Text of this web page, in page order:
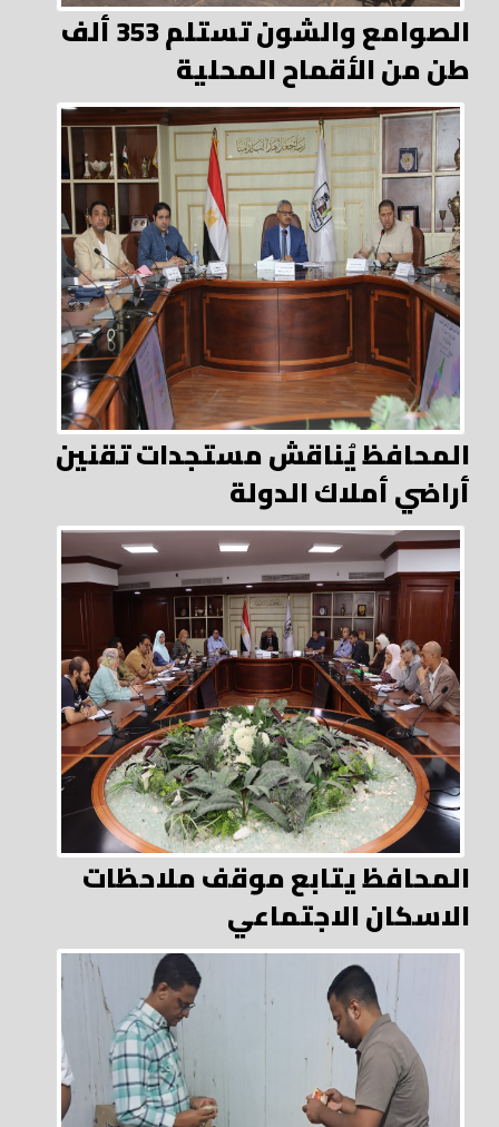
الصوامع والشون تستلم 353 ألف
طن من الأقماح المحلية
المحافظ يُناقش مستجدات تقنين
أراضي أملاك الدولة
المحافظ يتابع موقف ملاحظات
الاسكان الاجتماعي